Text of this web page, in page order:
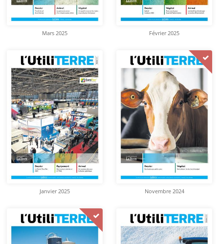
Mars 2025 Février 2025
Janvier 2025 Novembre 2024